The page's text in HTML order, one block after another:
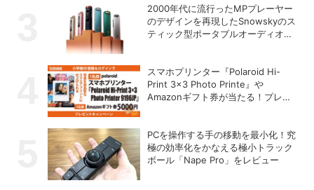
2000年代に流行ったMPプレーヤー
のデザインを再現したSnowskyのス
ティック型ポータブルオーディオプ
スマホプリンター『Polaroid Hi-
Print 3×3 Photo Printe』や
Amazonギフト券が当たる！プレゼ
PCを操作する手の移動を最小化！究
極の効率化をかなえる極小トラック
ボール「Nape Pro」をレビュー